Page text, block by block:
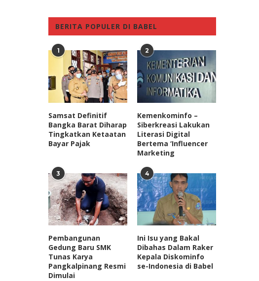
BERITA POPULER DI BABEL
1
Samsat Definitif
Bangka Barat Diharap
Tingkatkan Ketaatan
Bayar Pajak
2
Kemenkominfo –
Siberkreasi Lakukan
Literasi Digital
Bertema ‘Influencer
Marketing
3
Pembangunan
Gedung Baru SMK
Tunas Karya
Pangkalpinang Resmi
Dimulai
4
Ini Isu yang Bakal
Dibahas Dalam Raker
Kepala Diskominfo
se-Indonesia di Babel